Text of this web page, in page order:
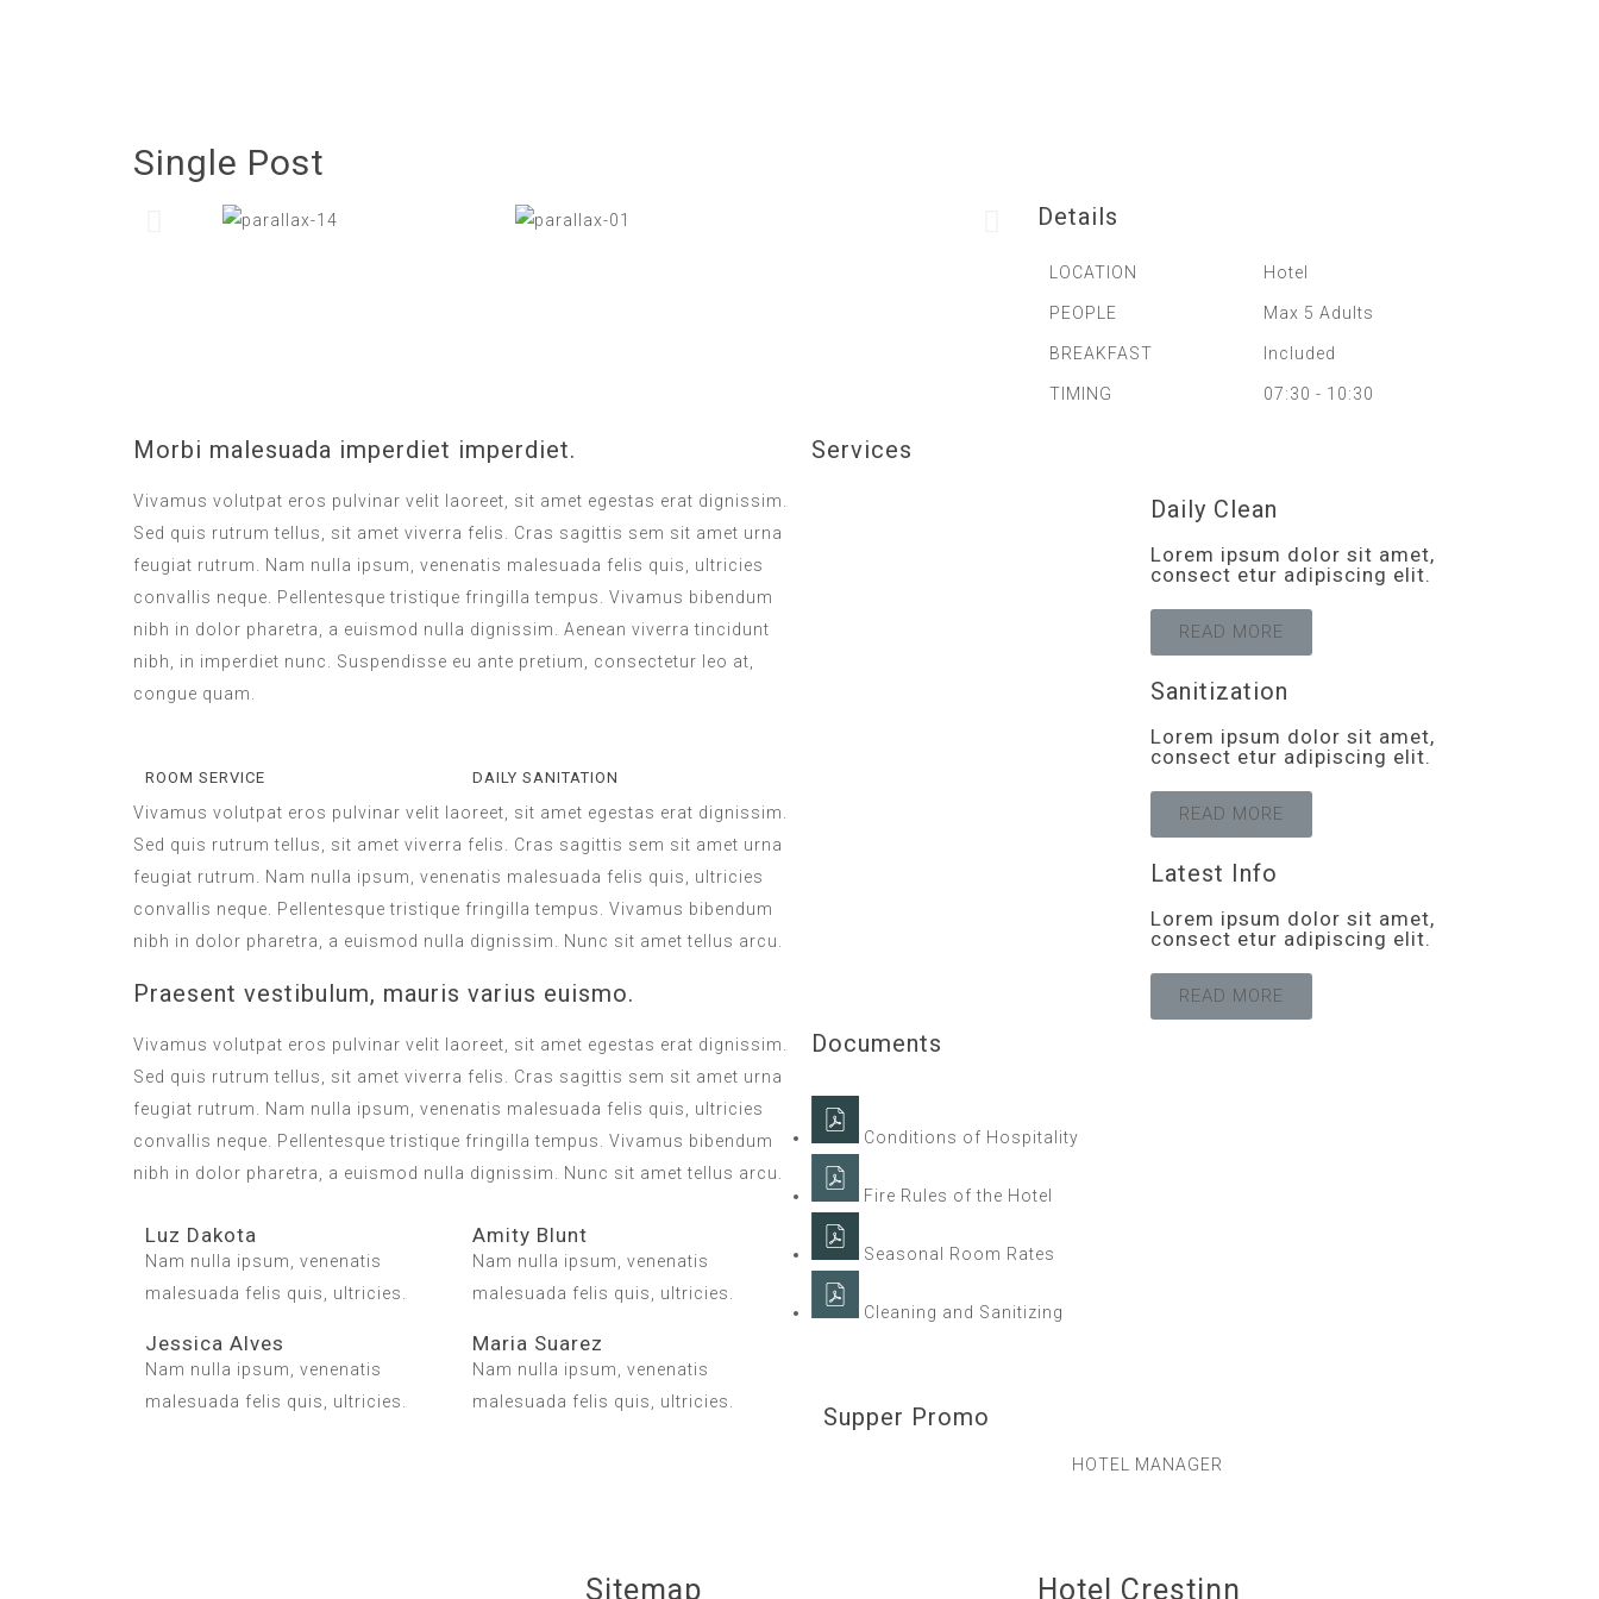
Single Post
Details
LOCATION Hotel
PEOPLE Max 5 Adults
BREAKFAST Included
TIMING 07:30 - 10:30
Morbi malesuada imperdiet imperdiet.
Vivamus volutpat eros pulvinar velit laoreet, sit amet egestas erat dignissim.
Sed quis rutrum tellus, sit amet viverra felis. Cras sagittis sem sit amet urna
feugiat rutrum. Nam nulla ipsum, venenatis malesuada felis quis, ultricies
convallis neque. Pellentesque tristique fringilla tempus. Vivamus bibendum
nibh in dolor pharetra, a euismod nulla dignissim. Aenean viverra tincidunt
nibh, in imperdiet nunc. Suspendisse eu ante pretium, consectetur leo at,
congue quam.
ROOM SERVICE DAILY SANITATION
Vivamus volutpat eros pulvinar velit laoreet, sit amet egestas erat dignissim.
Sed quis rutrum tellus, sit amet viverra felis. Cras sagittis sem sit amet urna
feugiat rutrum. Nam nulla ipsum, venenatis malesuada felis quis, ultricies
convallis neque. Pellentesque tristique fringilla tempus. Vivamus bibendum
nibh in dolor pharetra, a euismod nulla dignissim. Nunc sit amet tellus arcu.
Praesent vestibulum, mauris varius euismo.
Vivamus volutpat eros pulvinar velit laoreet, sit amet egestas erat dignissim.
Sed quis rutrum tellus, sit amet viverra felis. Cras sagittis sem sit amet urna
feugiat rutrum. Nam nulla ipsum, venenatis malesuada felis quis, ultricies
convallis neque. Pellentesque tristique fringilla tempus. Vivamus bibendum
nibh in dolor pharetra, a euismod nulla dignissim. Nunc sit amet tellus arcu.
Luz Dakota
Nam nulla ipsum, venenatis
malesuada felis quis, ultricies.
Jessica Alves
Nam nulla ipsum, venenatis
malesuada felis quis, ultricies.
Amity Blunt
Nam nulla ipsum, venenatis
malesuada felis quis, ultricies.
Maria Suarez
Nam nulla ipsum, venenatis
malesuada felis quis, ultricies.
Services
Daily Clean
Lorem ipsum dolor sit amet,
consect etur adipiscing elit.
READ MORE
Sanitization
Lorem ipsum dolor sit amet,
consect etur adipiscing elit.
READ MORE
Latest Info
Lorem ipsum dolor sit amet,
consect etur adipiscing elit.
READ MORE
Documents
Conditions of Hospitality
Fire Rules of the Hotel
Seasonal Room Rates
Cleaning and Sanitizing
Supper Promo
HOTEL MANAGER
Sitemap Hotel Crestinn